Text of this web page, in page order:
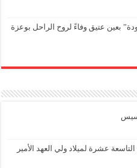
بعين عتيق وفاءً لروح الراحل بوعزة
عشرة لميلاد ولي العهد الأمير